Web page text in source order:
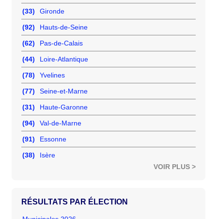
(33) Gironde
(92) Hauts-de-Seine
(62) Pas-de-Calais
(44) Loire-Atlantique
(78) Yvelines
(77) Seine-et-Marne
(31) Haute-Garonne
(94) Val-de-Marne
(91) Essonne
(38)
Isère
VOIR PLUS >
RÉSULTATS PAR ÉLECTION